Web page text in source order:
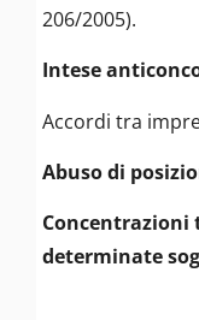
206/2005).
Intese
Accordi tra
Abuso di
Concentrazioni
determinate